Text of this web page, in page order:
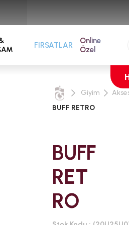
FIRSATLAR
Online
Özel
Giyim
BUFF RETRO
BUFF
RET
RO